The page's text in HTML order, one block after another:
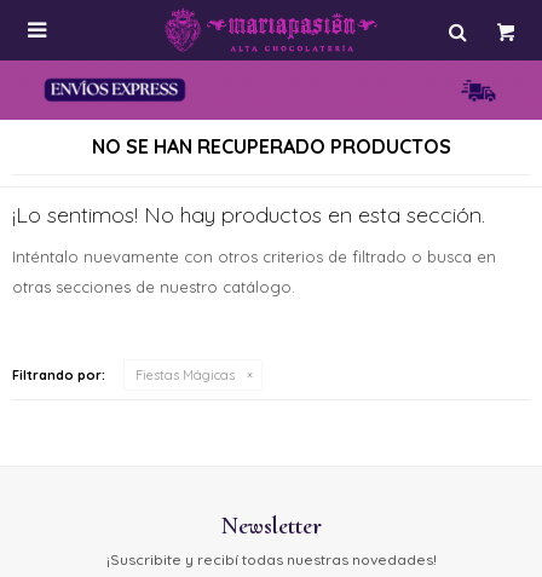

NO SE HAN RECUPERADO PRODUCTOS
¡Lo sentimos! No hay productos en esta sección.
Inténtalo nuevamente con otros criterios de filtrado o busca en
otras secciones de nuestro catálogo.
Filtrando por: Fiestas Mágicas
Newsletter
¡Suscribite y recibí todas nuestras novedades!